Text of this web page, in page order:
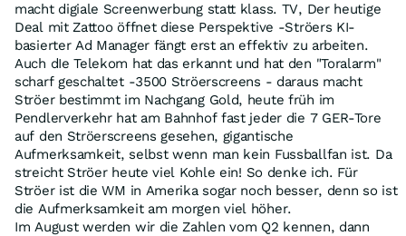
macht digiale Screenwerbung statt klass. TV, Der heutige
Deal mit Zattoo öffnet diese Perspektive -Ströers KI-
basierter Ad Manager fängt erst an effektiv zu arbeiten.
Auch dIe Telekom hat das erkannt und hat den "Toralarm"
scharf geschaltet -3500 Ströerscreens - daraus macht
Ströer bestimmt im Nachgang Gold, heute früh im
Pendlerverkehr hat am Bahnhof fast jeder die 7 GER-Tore
auf den Ströerscreens gesehen, gigantische
Aufmerksamkeit, selbst wenn man kein Fussballfan ist. Da
streicht Ströer heute viel Kohle ein! So denke ich. Für
Ströer ist die WM in Amerika sogar noch besser, denn so ist
die Aufmerksamkeit am morgen viel höher.
Im August werden wir die Zahlen vom Q2 kennen, dann